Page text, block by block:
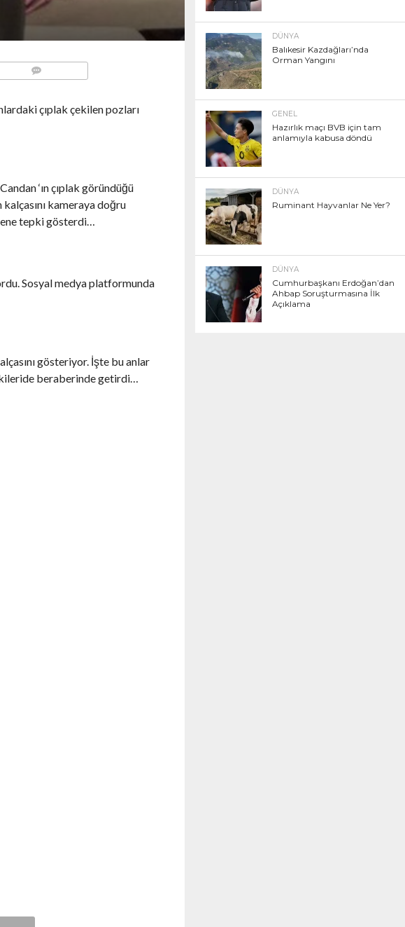
çıplak çekilen pozları
‘ın çıplak göründüğü
kalçasını kameraya doğru
tepki gösterdi…
Sosyal medya platformunda
gösteriyor. İşte bu anlar
beraberinde getirdi…
DÜNYA
Balıkesir Kazdağları’nda
Orman Yangını
GENEL
Hazırlık maçı BVB için tam
anlamıyla kabusa döndü
DÜNYA
Ruminant Hayvanlar Ne Yer?
DÜNYA
Cumhurbaşkanı Erdoğan’dan
Ahbap Soruşturmasına İlk
Açıklama